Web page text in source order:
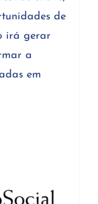
de
irá gerar
a
em